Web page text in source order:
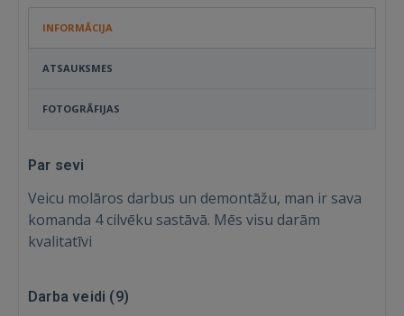
Ienākt
INFORMĀCIJA
ATSAUKSMES
FOTOGRĀFIJAS
Par sevi
Veicu molāros darbus un demontāžu, man ir sava
komanda 4 cilvēku sastāvā. Mēs visu darām
kvalitatīvi
Darba veidi (9)